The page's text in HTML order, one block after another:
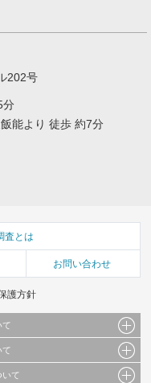
202号
分
能より 徒歩 約7分
査とは
お問い合わせ
護方針
て
ト、画像データ等）及びこれらの配
て
者が提出された見解・感想です。
いて